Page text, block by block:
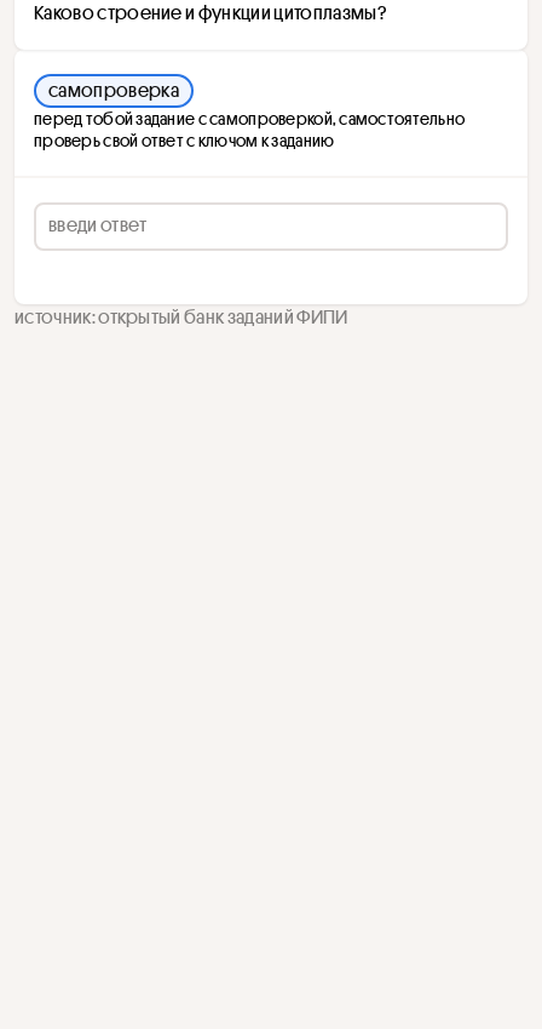
Каково строение и функции цитоплазмы?
самопроверка
перед тобой задание с самопроверкой, самостоятельно
проверь свой ответ с ключом к заданию
источник: открытый банк заданий ФИПИ